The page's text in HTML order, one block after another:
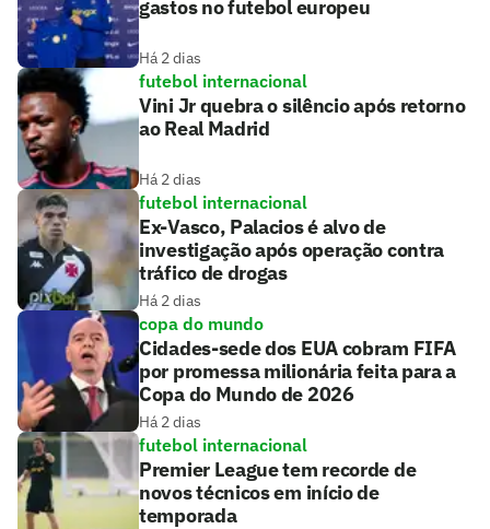
gastos no futebol europeu
Há 2 dias
futebol internacional
Vini Jr quebra o silêncio após retorno
ao Real Madrid
Há 2 dias
futebol internacional
Ex-Vasco, Palacios é alvo de
investigação após operação contra
tráfico de drogas
Há 2 dias
copa do mundo
Cidades-sede dos EUA cobram FIFA
por promessa milionária feita para a
Copa do Mundo de 2026
Há 2 dias
futebol internacional
Premier League tem recorde de
novos técnicos em início de
temporada